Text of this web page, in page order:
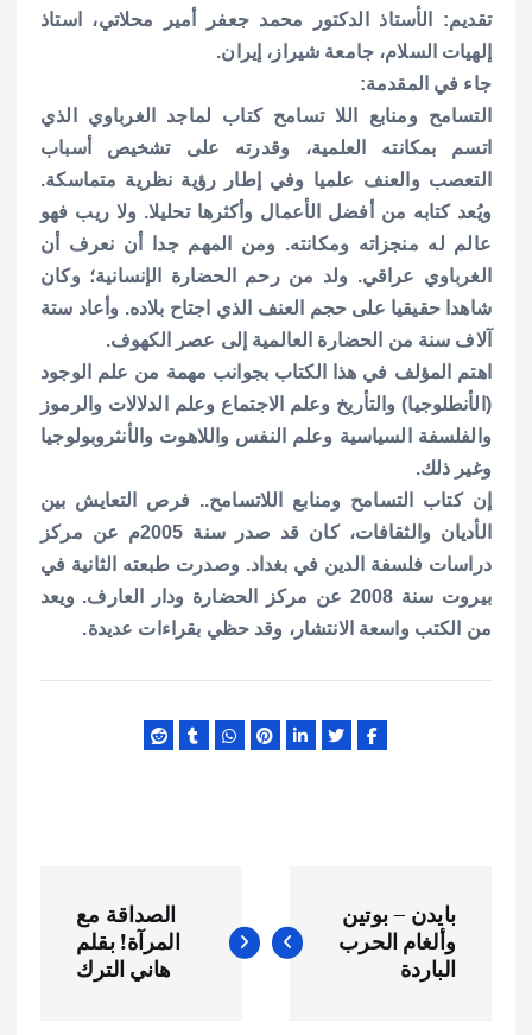
تقديم: الأستاذ الدكتور محمد جعفر أمير محلاتي، استاذ
إلهيات السلام، جامعة شيراز، إيران.
جاء في المقدمة:
التسامح ومنابع اللا تسامح كتاب لماجد الغرباوي الذي
اتسم بمكانته العلمية، وقدرته على تشخيص أسباب
التعصب والعنف علميا وفي إطار رؤية نظرية متماسكة.
ويُعد كتابه من أفضل الأعمال وأكثرها تحليلا. ولا ريب فهو
عالم له منجزاته ومكانته. ومن المهم جدا أن نعرف أن
الغرباوي عراقي. ولد من رحم الحضارة الإنسانية؛ وكان
شاهدا حقيقيا على حجم العنف الذي اجتاح بلاده. وأعاد ستة
آلاف سنة من الحضارة العالمية إلى عصر الكهوف.
اهتم المؤلف في هذا الكتاب بجوانب مهمة من علم الوجود
(الأنطلوجيا) والتأريخ وعلم الاجتماع وعلم الدلالات والرموز
والفلسفة السياسية وعلم النفس واللاهوت والأنثروبولوجيا
وغير ذلك.
إن كتاب التسامح ومنابع اللاتسامح.. فرص التعايش بين
الأديان والثقافات، كان قد صدر سنة 2005م عن مركز
دراسات فلسفة الدين في بغداد. وصدرت طبعته الثانية في
بيروت سنة 2008 عن مركز الحضارة ودار العارف. ويعد
من الكتب واسعة الانتشار، وقد حظي بقراءات عديدة.
ص
بايدن – بوتين
وألغام الحرب
الباردة
الصداقة مع
المرآة! بقلم
هاني الترك